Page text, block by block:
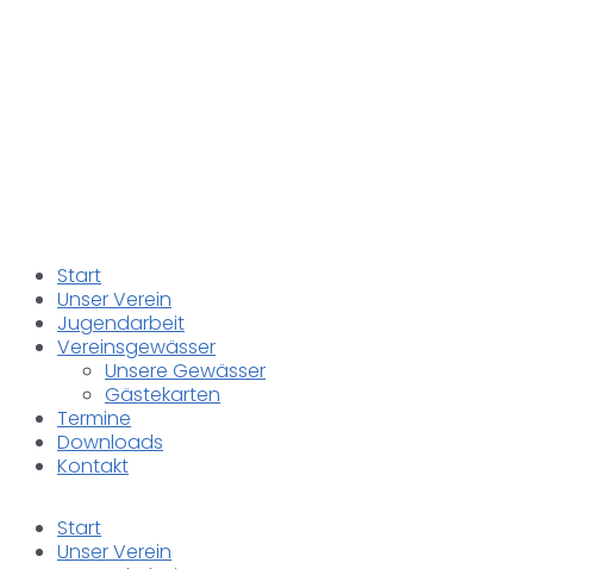
Start
Unser Verein
Jugendarbeit
Vereinsgewässer
Unsere Gewässer
Gästekarten
Termine
Downloads
Kontakt
Start
Unser Verein